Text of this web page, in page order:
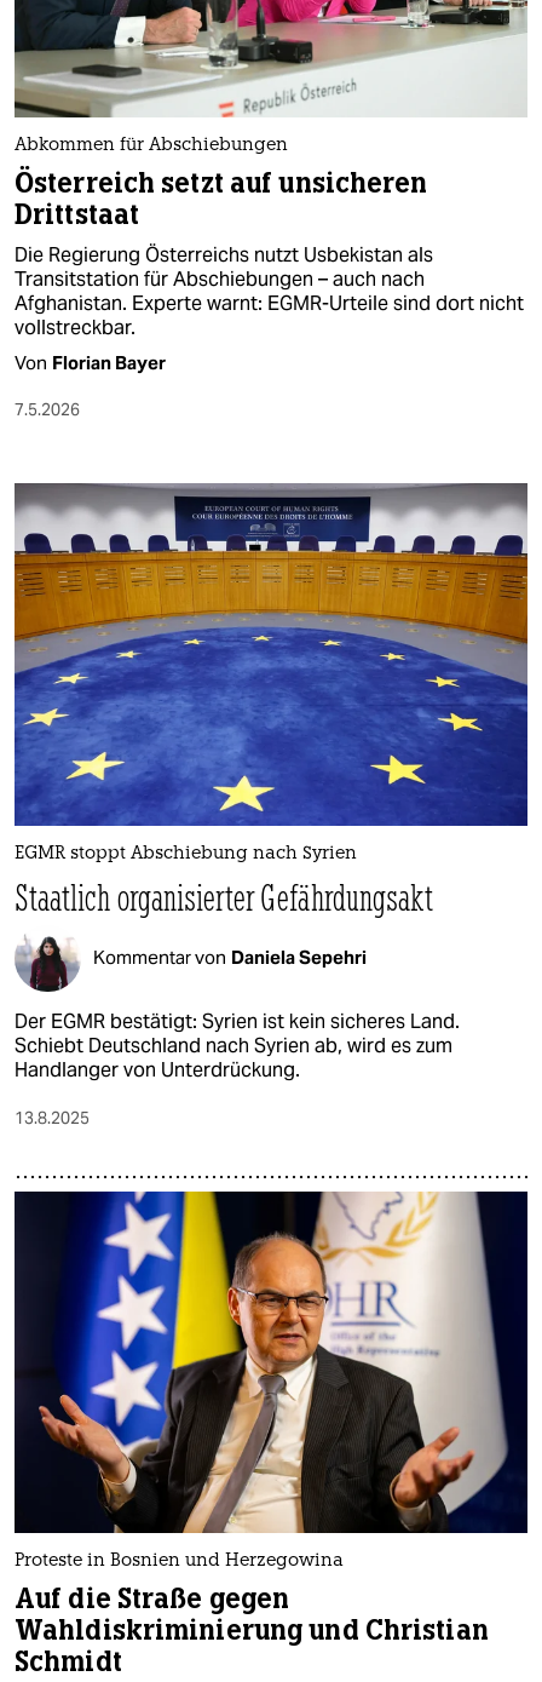
nord
wahrheit
verlag
verlag
veranstaltungen
shop
fragen & hilfe
unterstützen
genossenschaft
epaper login
Abkommen für Abschiebungen
Österreich setzt auf unsicheren
Drittstaat
Die Regierung Österreichs nutzt Usbekistan als
Transitstation für Abschiebungen – auch nach
Afghanistan. Experte warnt: EGMR-Urteile sind dort nicht
vollstreckbar.
Von Florian Bayer
7.5.2026
EGMR stoppt Abschiebung nach Syrien
Staatlich organisierter Gefährdungsakt
Kommentar von Daniela Sepehri
Der EGMR bestätigt: Syrien ist kein sicheres Land.
Schiebt Deutschland nach Syrien ab, wird es zum
Handlanger von Unterdrückung.
13.8.2025
Proteste in Bosnien und Herzegowina
Auf die Straße gegen
Wahldiskriminierung und Christian
Schmidt